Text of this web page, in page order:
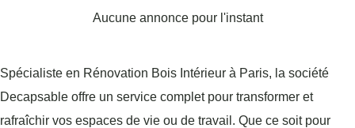
Aucune annonce pour l'instant
Spécialiste en Rénovation Bois Intérieur à Paris, la société
Decapsable offre un service complet pour transformer et
rafraîchir vos espaces de vie ou de travail. Que ce soit pour